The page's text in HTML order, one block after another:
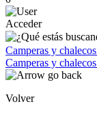
Acceder
Camperas y chalecos
Camperas y chalecos
Volver